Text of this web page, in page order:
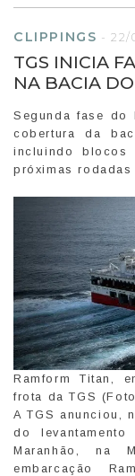
CLIPPINGS - 22/
TGS INICIA
NA BACIA
Segunda fase do
cobertura da
incluindo blocos
próximas
Ramform Titan,
frota da TGS
A TGS anunciou,
do
Maranhão, na
embarcação